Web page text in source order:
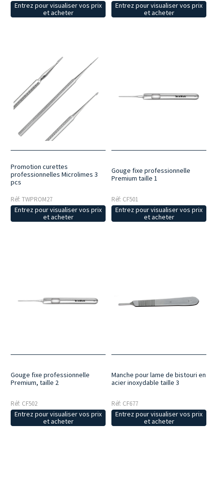
Entrez pour visualiser vos prix
et acheter
Entrez pour visualiser vos prix
et acheter
Promotion curettes
professionnelles Microlimes 3
pcs
Réf: TWPROM27
Entrez pour visualiser vos prix
et acheter
Gouge fixe professionnelle
Premium taille 1
Réf: CF501
Entrez pour visualiser vos prix
et acheter
Gouge fixe professionnelle
Premium, taille 2
Réf: CF502
Entrez pour visualiser vos prix
et acheter
Manche pour lame de bistouri en
acier inoxydable taille 3
Réf: CF677
Entrez pour visualiser vos prix
et acheter